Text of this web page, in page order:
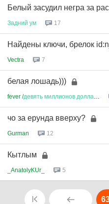
Белый засудил негра за
Задний ум 17
Найдены ключи, брелок
Vectra 7
белая лошадь)))
fever /девять миллионов доллар
чо за ерунда вверху?
Gurman 12
Кытлым
_AnatolyKUr_ 5